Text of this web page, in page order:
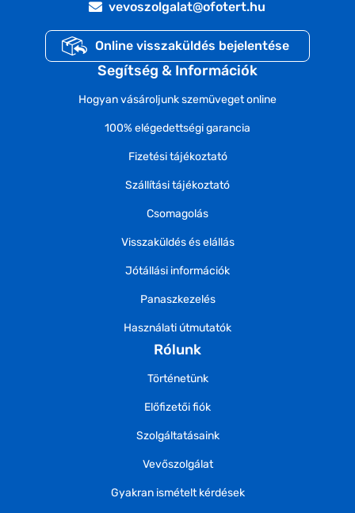
vevoszolgalat@ofotert.hu
Online visszaküldés bejelentése
Segítség & Információk
Hogyan vásároljunk szemüveget online
100% elégedettségi garancia
Fizetési tájékoztató
Szállítási tájékoztató
Csomagolás
Visszaküldés és elállás
Jótállási információk
Panaszkezelés
Használati útmutatók
Rólunk
Történetünk
Előfizetői fiók
Szolgáltatásaink
Vevőszolgálat
Gyakran ismételt kérdések